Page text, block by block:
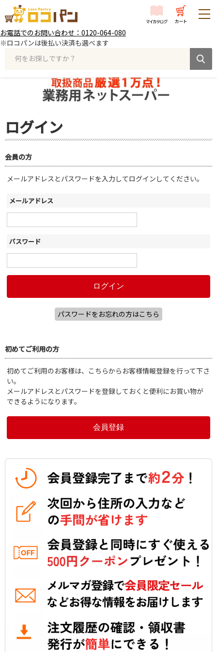
お電話でのお問い合わせ：0120-064-080
※ロコパンは後払い決済も選べます
何をお探しですか？
ログイン
会員の方
メールアドレスとパスワードを入力してログインしてください。
メールアドレス
パスワード
パスワードをお忘れの方はこちら
初めてご利用の方
初めてご利用のお客様は、こちらからお客様情報登録を行って下さ
い。
メールアドレスとパスワードを登録しておくと便利にお買い物が
できるようになります。